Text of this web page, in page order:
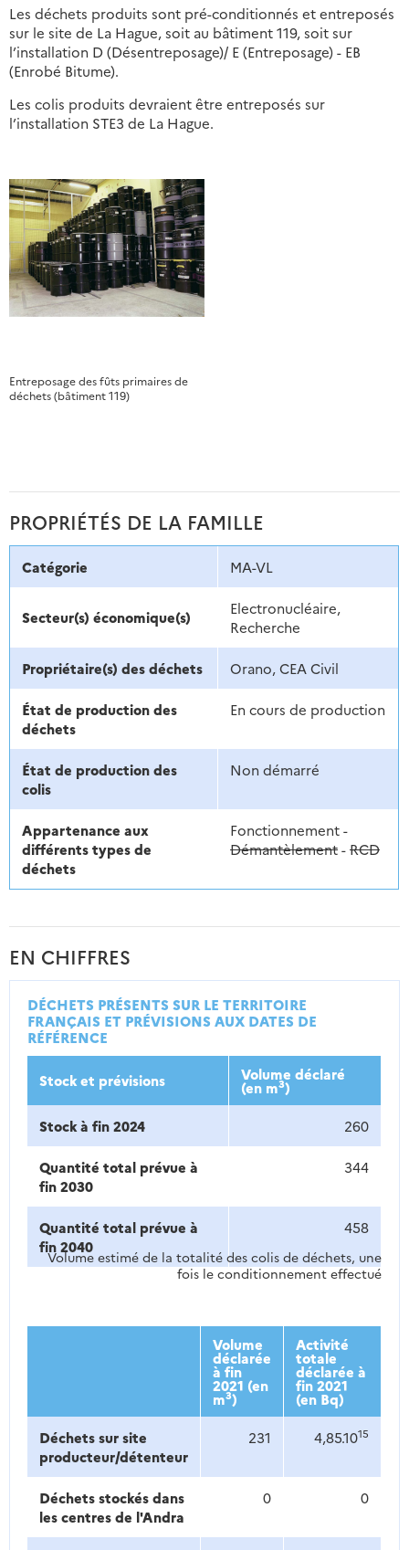
Les déchets produits sont pré-conditionnés et entreposés
sur le site de La Hague, soit au bâtiment 119, soit sur
l’installation D (Désentreposage)/ E (Entreposage) - EB
(Enrobé Bitume).
Les colis produits devraient être entreposés sur
l’installation STE3 de La Hague.
Entreposage des fûts primaires de
déchets (bâtiment 119)
PROPRIÉTÉS DE LA FAMILLE
Catégorie MA-VL
Secteur(s) économique(s)
Electronucléaire,
Recherche
Propriétaire(s) des déchets Orano, CEA Civil
État de production des
déchets
En cours de production
État de production des
colis
Non démarré
Appartenance aux
différents types de
déchets
Fonctionnement -
Démantèlement-RCD
EN CHIFFRES
DÉCHETS PRÉSENTS SUR LE TERRITOIRE
FRANÇAIS ET PRÉVISIONS AUX DATES DE
RÉFÉRENCE
Stock et prévisions Volume déclaré
(en m3)
Stock à fin 2024
260
Quantité total prévue à
fin 2030
344
Quantité total prévue à
fin 2040
458
Volume estimé de la totalité des colis de déchets, une
fois le conditionnement effectué
Volume
déclarée
à fin
2021 (en
m3)
Activité
totale
déclarée à
fin 2021
(en Bq)
Déchets sur site
producteur/détenteur
231 4,85.1015
Déchets stockés dans
les centres de l'Andra
0 0